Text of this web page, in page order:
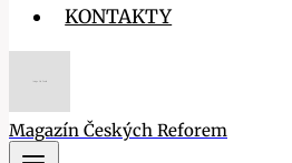
KONTAKTY
Magazín Českých Reforem